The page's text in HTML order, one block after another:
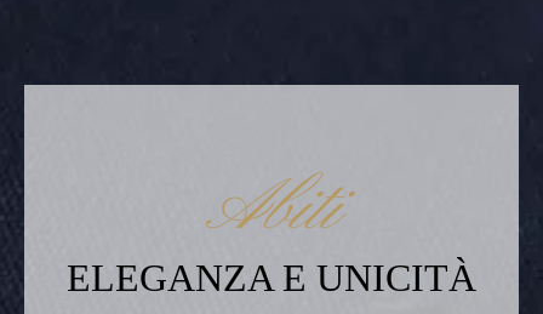
Abiti
ELEGANZA E UNICITÀ